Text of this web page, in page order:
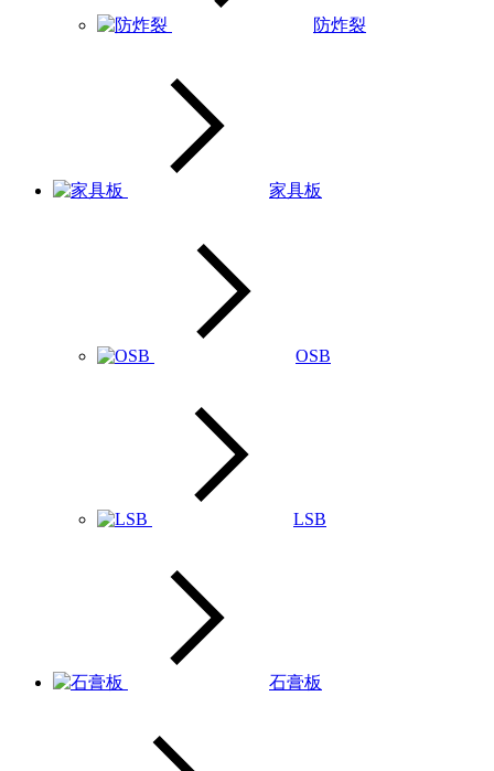
防炸裂
家具板
OSB
LSB
石膏板